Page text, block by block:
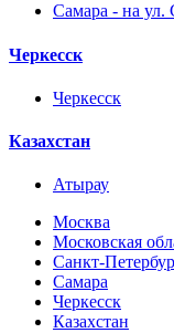
Самара - на ул.
Черкесск
Черкесск
Казахстан
Атырау
Москва
Московская
Санкт-
Самара
Черкесск
Казахстан